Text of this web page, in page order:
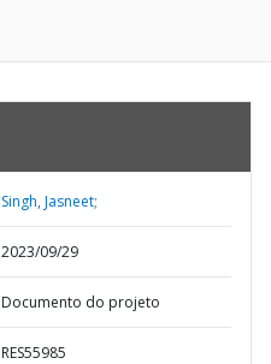
Singh, Jasneet;
2023/09/29
Documento do projeto
RES55985